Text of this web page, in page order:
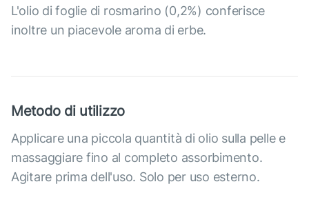
L'olio di foglie di rosmarino (0,2%) conferisce
inoltre un piacevole aroma di erbe.
Metodo di utilizzo
Applicare una piccola quantità di olio sulla pelle e
massaggiare fino al completo assorbimento.
Agitare prima dell'uso. Solo per uso esterno.